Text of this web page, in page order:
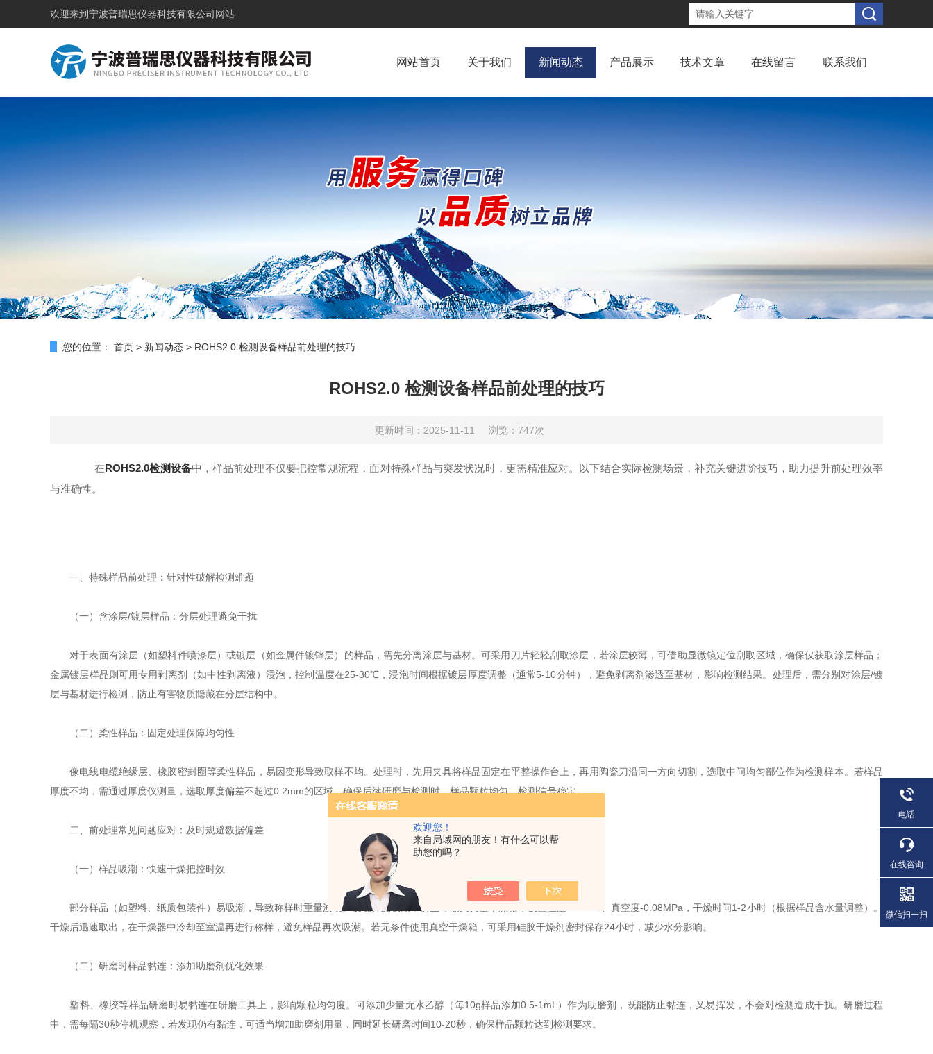
欢迎您！
来自局域网的朋友！有什么可以帮
助您的吗？
欢迎来到 宁波普瑞思仪器科技有限公司网站
网站首页 关于我们 新闻动态 产品展示 技术文章 在线留言 联系我们
您的位置： 首页 > 新闻动态 > ROHS2.0 检测设备样品前处理的技巧
ROHS2.0 检测设备样品前处理的技巧
更新时间：2025-11-11 浏览：747次
在ROHS2.0检测设备中，样品前处理不仅要把控常规流程，面对特殊样品与突发状况时，更需精准应对。以下结合实际检测场景，补充关键进阶技巧，助力提升前处理效率
与准确性。
一、特殊样品前处理：针对性破解检测难题
（一）含涂层/镀层样品：分层处理避免干扰
对于表面有涂层（如塑料件喷漆层）或镀层（如金属件镀锌层）的样品，需先分离涂层与基材。可采用刀片轻轻刮取涂层，若涂层较薄，可借助显微镜定位刮取区域，确保仅获取涂层样品；
金属镀层样品则可用专用剥离剂（如中性剥离液）浸泡，控制温度在25-30℃，浸泡时间根据镀层厚度调整（通常5-10分钟），避免剥离剂渗透至基材，影响检测结果。处理后，需分别对涂层/镀
层与基材进行检测，防止有害物质隐藏在分层结构中。
（二）柔性样品：固定处理保障均匀性
像电线电缆绝缘层、橡胶密封圈等柔性样品，易因变形导致取样不均。处理时，先用夹具将样品固定在平整操作台上，再用陶瓷刀沿同一方向切割，选取中间均匀部位作为检测样本。若样品
厚度不均，需通过厚度仪测量，选取厚度偏差不超过0.2mm的区域，确保后续研磨与检测时，样品颗粒均匀、检测信号稳定。
二、前处理常见问题应对：及时规避数据偏差
（一）样品吸潮：快速干燥把控时效
部分样品（如塑料、纸质包装件）易吸潮，导致称样时重量波动。发现样品吸潮，需立即放入真空干燥箱，设置温度40-50℃、真空度-0.08MPa，干燥时间1-2小时（根据样品含水量调整）。
干燥后迅速取出，在干燥器中冷却至室温再进行称样，避免样品再次吸潮。若无条件使用真空干燥箱，可采用硅胶干燥剂密封保存24小时，减少水分影响。
（二）研磨时样品黏连：添加助磨剂优化效果
塑料、橡胶等样品研磨时易黏连在研磨工具上，影响颗粒均匀度。可添加少量无水乙醇（每10g样品添加0.5-1mL）作为助磨剂，既能防止黏连，又易挥发，不会对检测造成干扰。研磨过程
中，需每隔30秒停机观察，若发现仍有黏连，可适当增加助磨剂用量，同时延长研磨时间10-20秒，确保样品颗粒达到检测要求。
电话
在线咨询
微信扫一扫